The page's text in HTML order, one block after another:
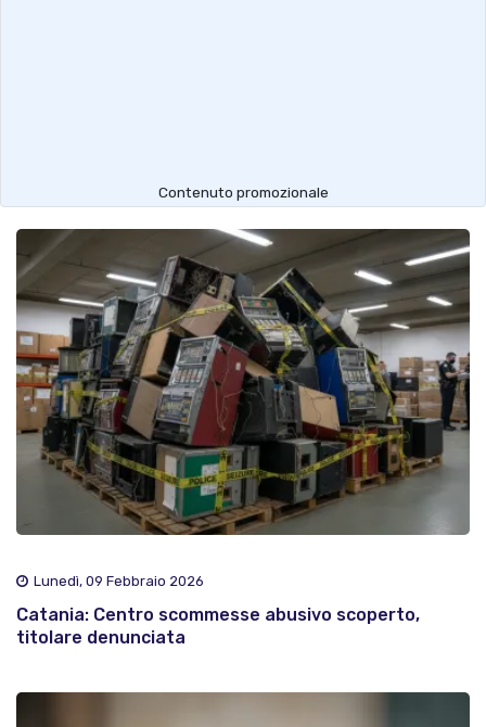
Contenuto promozionale
Lunedì, 09 Febbraio 2026
Catania: Centro scommesse abusivo scoperto,
titolare denunciata